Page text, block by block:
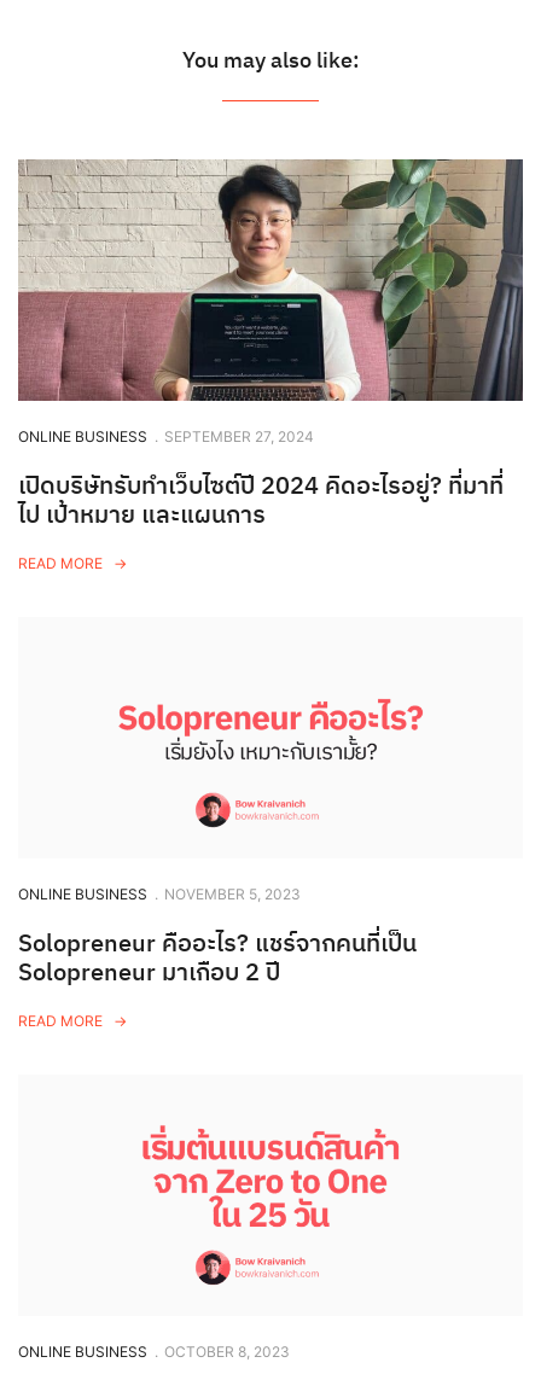
You may also like:
ONLINE BUSINESS . SEPTEMBER 27, 2024
เปิดบริษัทรับทำเว็บไซต์ปี 2024 คิดอะไรอยู่? ที่มาที่
ไป เป้าหมาย และแผนการ
READ MORE
ONLINE BUSINESS . NOVEMBER 5, 2023
Solopreneur คืออะไร? แชร์จากคนที่เป็น
Solopreneur มาเกือบ 2 ปี
READ MORE
ONLINE BUSINESS . OCTOBER 8, 2023